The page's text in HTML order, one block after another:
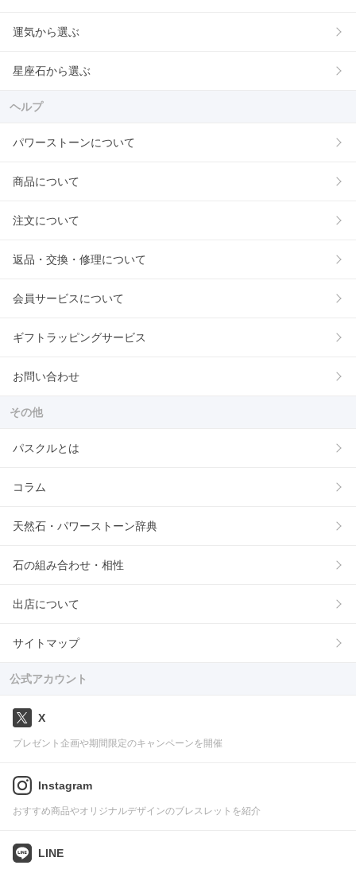
運気から選ぶ
星座石から選ぶ
ヘルプ
パワーストーンについて
商品について
注文について
返品・交換・修理について
会員サービスについて
ギフトラッピングサービス
お問い合わせ
その他
パスクルとは
コラム
天然石・パワーストーン辞典
石の組み合わせ・相性
出店について
サイトマップ
公式アカウント
X
プレゼント企画や期間限定のキャンペーンを開催
Instagram
おすすめ商品やオリジナルデザインのブレスレットを紹介
LINE